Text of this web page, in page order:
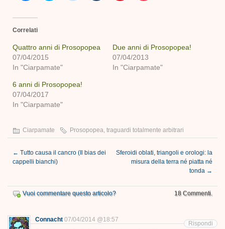
(Si
apre
una
nuova
finestra)
in
una
finestra)
in
una
nuova
finestra)
in
una
nuova
finestra)
in
una
finestra)
Correlati
Quattro anni di Prosopopea
07/04/2015
In "Ciarpamate"
Due anni di Prosopopea!
07/04/2013
In "Ciarpamate"
6 anni di Prosopopea!
07/04/2017
In "Ciarpamate"
Ciarpamate Prosopopea, traguardi totalmente arbitrari
← Tutto causa il cancro (Il bias dei
cappelli bianchi)
Sferoidi oblati, triangoli e orologi: la
misura della terra né piatta né
tonda →
Vuoi commentare questo articolo? 18 Commenti.
Connacht 07/04/2014 @18:57
Rispondi